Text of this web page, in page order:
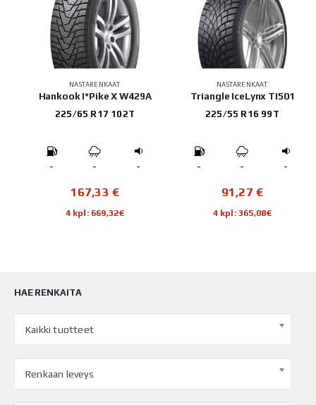
NASTARENKAAT
Hankook I*Pike X W429A
225/65 R17 102T
- - -
167,33€
4 kpl: 669,32€
NASTARENKAAT
Triangle IceLynx TI501
225/55 R16 99T
- - -
91,27 €
4 kpl: 365,08€
HAE RENKAITA
Kaikki tuotteet
Renkaan leveys